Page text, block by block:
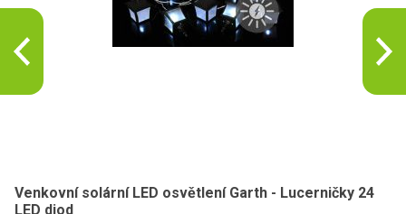
Venkovní solární LED osvětlení Garth - Lucerničky 24
LED diod